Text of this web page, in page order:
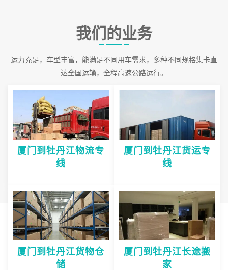
我们的业务
运力充足，车型丰富，能满足不同用车需求，多种不同规格集卡直
达全国运输，全程高速公路运行。
厦门到牡丹江物流专
线
厦门到牡丹江货运专
线
厦门到牡丹江货物仓
储
厦门到牡丹江长途搬
家